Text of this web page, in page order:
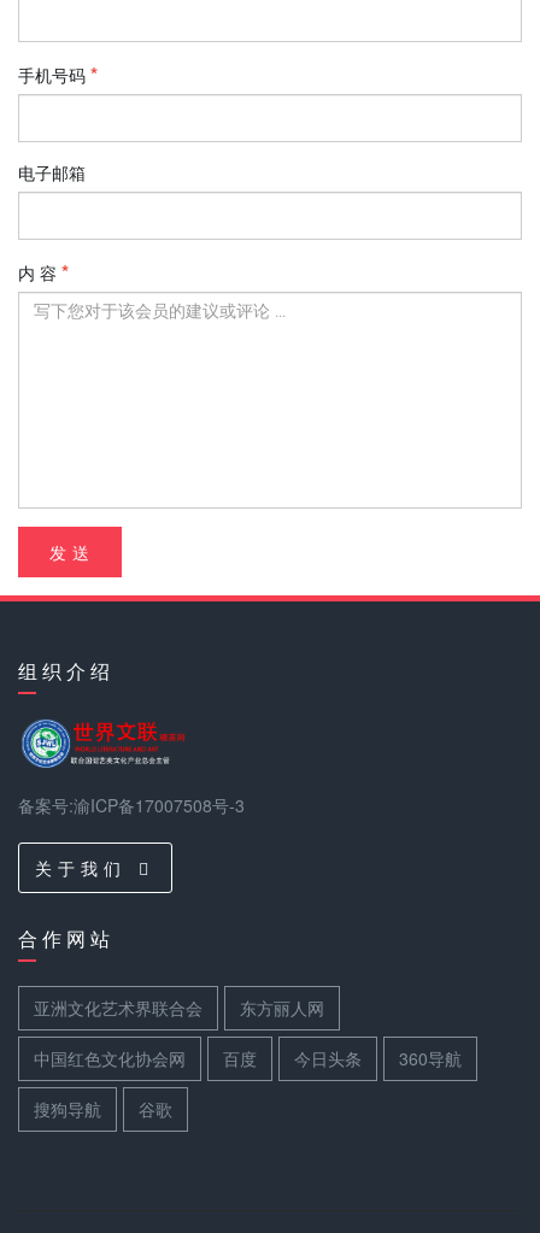
手机号码
电子邮箱
内 容
发 送
组 织 介 绍
备案号:渝ICP备17007508号-3
关 于 我 们
合 作 网 站
亚洲文化艺术界联合会 东方丽人网
中国红色文化协会网 百度 今日头条 360导航
搜狗导航 谷歌